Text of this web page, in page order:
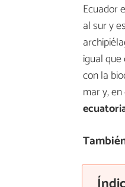
Ecuador
al sur y
igual
con la
mar y,